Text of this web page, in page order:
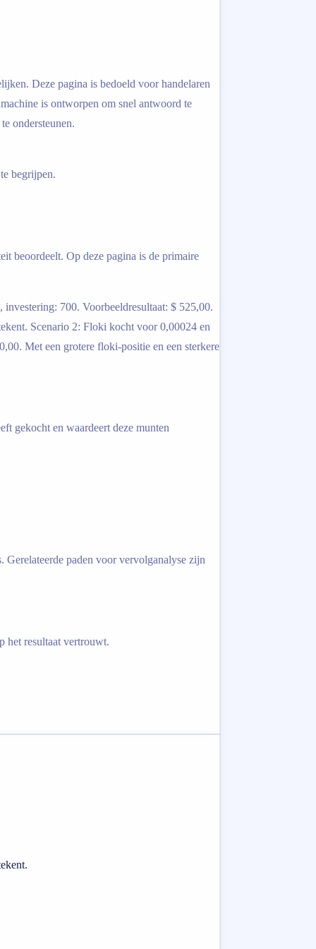
Deze pagina is bedoeld voor handelaren
is ontworpen om snel antwoord te
ondersteunen.
begrijpen.
beoordeelt. Op deze pagina is de primaire
700. Voorbeeldresultaat: $ 525,00.
Scenario 2: Floki kocht voor 0,00024 en
Met een grotere floki-positie en een sterkere
gekocht en waardeert deze munten
paden voor vervolganalyse zijn
het resultaat vertrouwt.